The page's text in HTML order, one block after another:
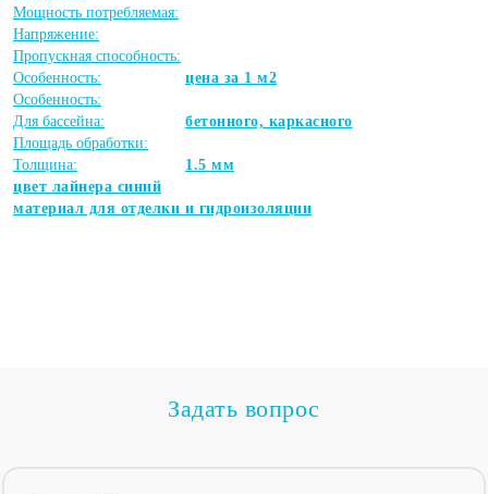
Мощность потребляемая:
Напряжение:
Пропускная способность:
Особенность:
цена за 1 м2
Особенность:
Для бассейна:
бетонного, каркасного
Площадь обработки:
Толщина:
1.5 мм
цвет лайнера синий
материал для отделки и гидроизоляции
Задать вопрос